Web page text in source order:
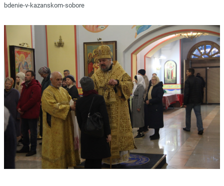
bdenie-v-kazanskom-sobore